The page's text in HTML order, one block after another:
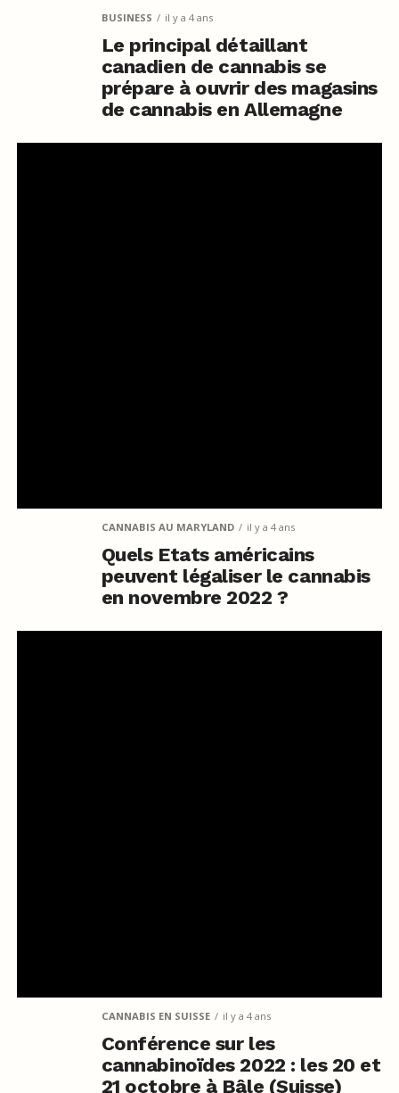
BUSINESS il y a 4 ans
Le principal détaillant
canadien de cannabis se
prépare à ouvrir des magasins
de cannabis en Allemagne
CANNABIS AU MARYLAND il y a 4 ans
Quels Etats américains
peuvent légaliser le cannabis
en novembre 2022 ?
CANNABIS EN SUISSE il y a 4 ans
Conférence sur les
cannabinoïdes 2022 : les 20 et
21 octobre à Bâle (Suisse)